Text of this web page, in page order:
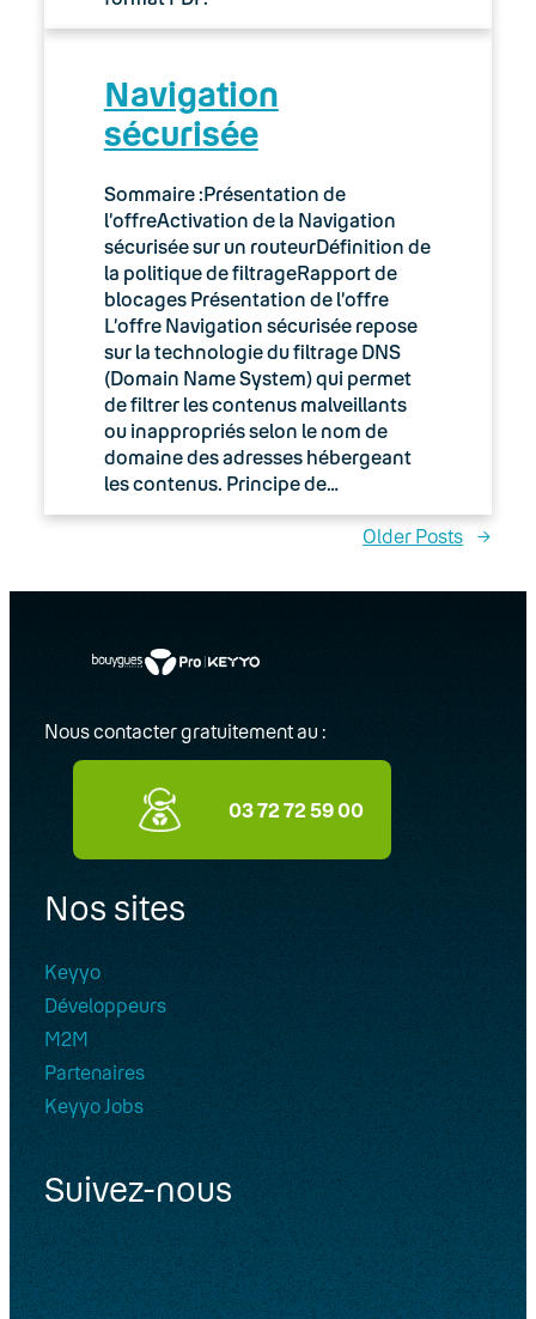
Navigation
sécurisée
Sommaire :Présentation de
l’offreActivation de la Navigation
sécurisée sur un routeurDéfinition de
la politique de filtrageRapport de
blocages Présentation de l’offre
L’offre Navigation sécurisée repose
sur la technologie du filtrage DNS
(Domain Name System) qui permet
de filtrer les contenus malveillants
ou inappropriés selon le nom de
domaine des adresses hébergeant
les contenus. Principe de…
Older Posts →
Nous contacter gratuitement au :
03 72 72 59 00
Nos sites
Keyyo
Développeurs
M2M
Partenaires
Keyyo Jobs
Suivez-nous